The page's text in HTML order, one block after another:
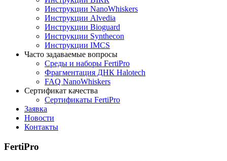
Инструкции NanoWhiskers
Инструкции Alvedia
Инструкции Bioguard
Инструкции Synthecon
Инструкции IMCS
Часто задаваемые вопросы
Среды и наборы FertiPro
Фрагментация ДНК Halotech
FAQ NanoWhiskers
Сертификат качества
Сертификаты FertiPro
Заявка
Новости
Контакты
FertiPro